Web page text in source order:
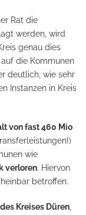
Rat die
werden, wird
genau dies
die Kommunen
deutlich, wie sehr
Instanzen in Kreis
von fast 460 Mio
wie
verloren. Hiervon
betroffen.
Kreises Düren